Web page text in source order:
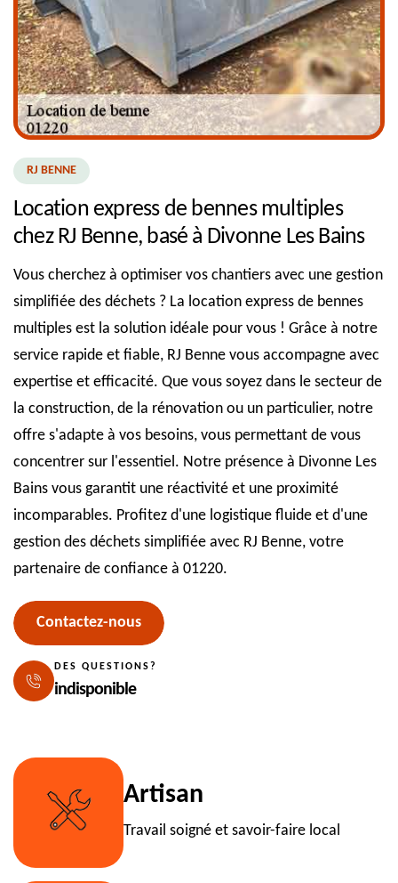
RJ BENNE
Location express de bennes multiples
chez RJ Benne, basé à Divonne Les Bains
Vous cherchez à optimiser vos chantiers avec une gestion
simplifiée des déchets ? La location express de bennes
multiples est la solution idéale pour vous ! Grâce à notre
service rapide et fiable, RJ Benne vous accompagne avec
expertise et efficacité. Que vous soyez dans le secteur de
la construction, de la rénovation ou un particulier, notre
offre s'adapte à vos besoins, vous permettant de vous
concentrer sur l'essentiel. Notre présence à Divonne Les
Bains vous garantit une réactivité et une proximité
incomparables. Profitez d'une logistique fluide et d'une
gestion des déchets simplifiée avec RJ Benne, votre
partenaire de confiance à 01220.
Contactez-nous
DES QUESTIONS?
indisponible
Artisan
Travail soigné et savoir-faire local